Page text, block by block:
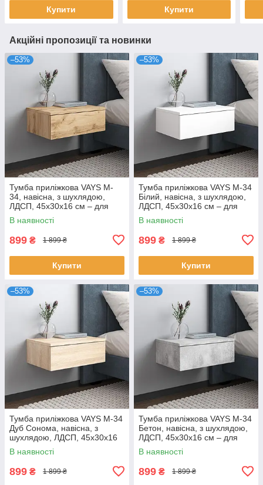
Купити Купити
Акційні пропозиції та новинки
–53%
Тумба приліжкова VAYS M-
34, навісна, з шухлядою,
ЛДСП, 45х30х16 см – для
спальні
В наявності
899 ₴ 1 899 ₴
Купити
–53%
Тумба приліжкова VAYS M-34
Білий, навісна, з шухлядою,
ЛДСП, 45х30х16 см – для
спальні
В наявності
899 ₴ 1 899 ₴
Купити
–53%
Тумба приліжкова VAYS M-34
Дуб Сонома, навісна, з
шухлядою, ЛДСП, 45х30х16
см – для спальні
В наявності
899 ₴ 1 899 ₴
–53%
Тумба приліжкова VAYS M-34
Бетон, навісна, з шухлядою,
ЛДСП, 45х30х16 см – для
спальні
В наявності
899 ₴ 1 899 ₴